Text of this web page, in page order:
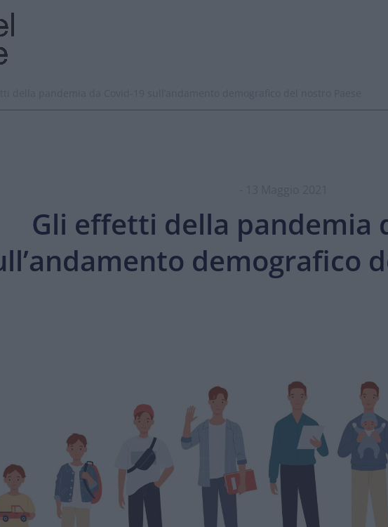
Gli effetti della pandemia
demografico